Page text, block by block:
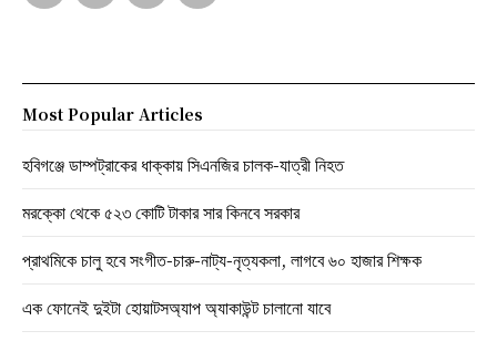
Most Popular Articles
হবিগঞ্জে ডাম্পট্রাকের ধাক্কায় সিএনজির চালক-যাত্রী নিহত
মরক্কো থেকে ৫২৩ কোটি টাকার সার কিনবে সরকার
প্রাথমিকে চালু হবে সংগীত-চারু-নাট্য-নৃত্যকলা, লাগবে ৬০ হাজার শিক্ষক
এক ফোনেই দুইটা হোয়াটসঅ্যাপ অ্যাকাউন্ট চালানো যাবে